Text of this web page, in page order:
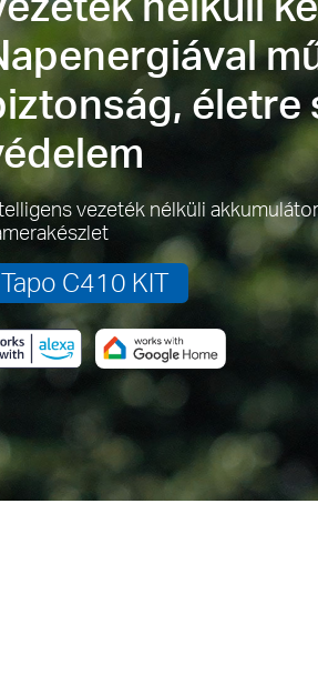
életre
vezeték nélküli
Tapo C410 KIT